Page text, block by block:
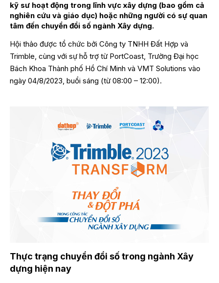
kỹ sư hoạt động trong lĩnh vực xây dựng (bao gồm cả
nghiên cứu và giáo dục) hoặc những người có sự quan
tâm đến chuyển đổi số ngành Xây dựng.
Hội thảo được tổ chức bởi Công ty TNHH Đất Hợp và
Trimble, cùng với sự hỗ trợ từ PortCoast, Trường Đại học
Bách Khoa Thành phố Hồ Chí Minh và VMT Solutions vào
ngày 04/8/2023, buổi sáng (từ 08:00 – 12:00).
Thực trạng chuyển đổi số trong ngành Xây
dựng hiện nay